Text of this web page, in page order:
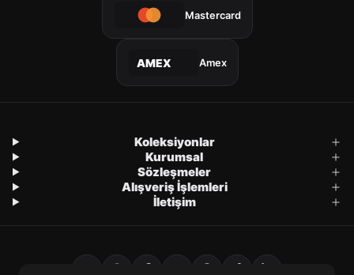
Mastercard
AMEX Amex
Koleksiyonlar
Kurumsal
Sözleşmeler
Alışveriş İşlemleri
İletişim